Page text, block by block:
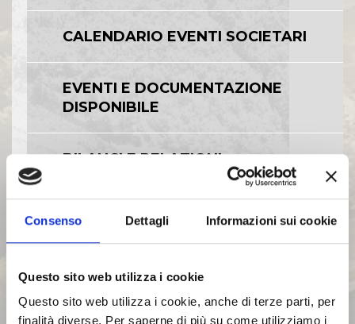
Consenso Dettagli Informazioni sui cookie
Questo sito web utilizza i cookie
Questo sito web utilizza i cookie, anche di terze parti, per
finalità diverse. Per saperne di più su come utilizziamo i
CALENDARIO EVENTI SOCIETARI
EVENTI E DOCUMENTAZIONE
DISPONIBILE
BILANCI E RELAZIONI
ASSEMBLEE
COMUNICATI STAMPA